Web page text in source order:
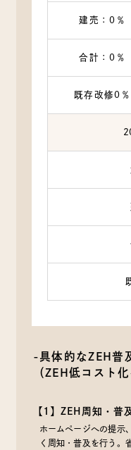
建売：0％
合計：0％
既存改修0％
-具体的なZEH普
（ZEH低コスト
【1】ZEH周知・普
ホームページへの提示
く周知・普及を行う。